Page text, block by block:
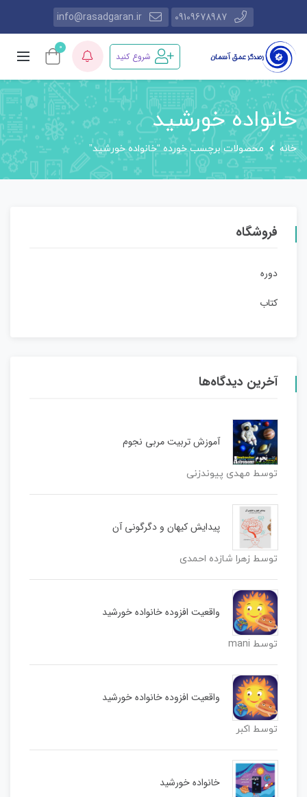
09109678987
info@rasadgaran.ir
شروع کنید
0
خانواده خورشید
خانه محصولات برچسب خورده “خانواده خورشید”
فروشگاه
دوره‌
کتاب
آخرین دیدگاه‌ها
آموزش تربیت مربی نجوم
توسط مهدی پیوندزنی
پیدایش کیهان و دگرگونی آن
توسط زهرا شازده احمدی
واقعیت افزوده خانواده خورشید
توسط mani
واقعیت افزوده خانواده خورشید
توسط اکبر
خانواده خورشید